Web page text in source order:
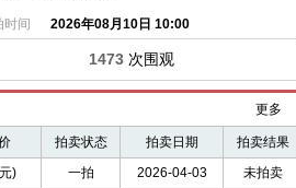
时间 2026年08月10日 10:00
1473 次围观
更多
拍卖状态 拍卖日期
拍卖结果
) 一拍 2026-04-03
未拍卖